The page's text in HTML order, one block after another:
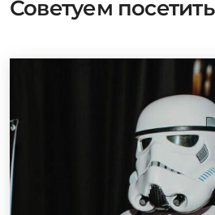
Советуем посетить